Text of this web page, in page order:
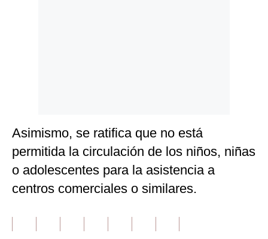
Asimismo, se ratifica que no está
permitida la circulación de los niños, niñas
o adolescentes para la asistencia a
centros comerciales o similares.